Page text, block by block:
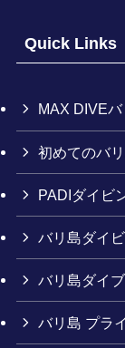
Quick Links
MAX DIVE
初めてのバ
PADIダイビ
バリ島ダイ
バリ島ダイ
バリ島 プラ